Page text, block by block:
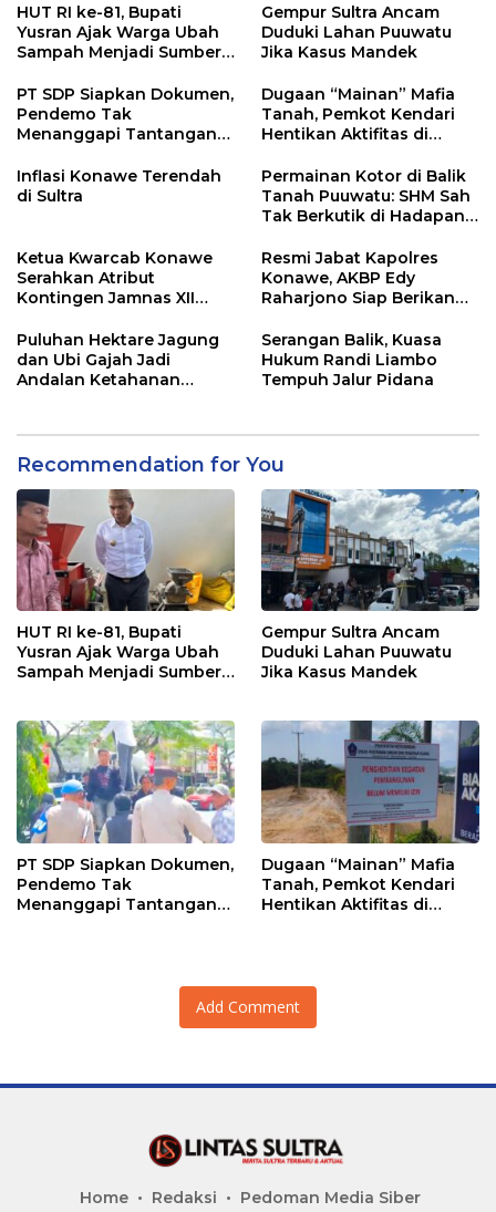
HUT RI ke-81, Bupati
Yusran Ajak Warga Ubah
Sampah Menjadi Sumber
Gempur Sultra Ancam
Duduki Lahan Puuwatu
Jika Kasus Mandek
PT SDP Siapkan Dokumen,
Pendemo Tak
Menanggapi Tantangan
Dugaan “Mainan” Mafia
Tanah, Pemkot Kendari
Hentikan Aktifitas di
Inflasi Konawe Terendah
di Sultra
Permainan Kotor di Balik
Tanah Puuwatu: SHM Sah
Tak Berkutik di Hadapan
Ketua Kwarcab Konawe
Serahkan Atribut
Kontingen Jamnas XII
Resmi Jabat Kapolres
Konawe, AKBP Edy
Raharjono Siap Berikan
Puluhan Hektare Jagung
dan Ubi Gajah Jadi
Andalan Ketahanan
Serangan Balik, Kuasa
Hukum Randi Liambo
Tempuh Jalur Pidana
Recommendation for You
HUT RI ke-81, Bupati
Yusran Ajak Warga Ubah
Sampah Menjadi Sumber
Gempur Sultra Ancam
Duduki Lahan Puuwatu
Jika Kasus Mandek
PT SDP Siapkan Dokumen,
Pendemo Tak
Menanggapi Tantangan
Dugaan “Mainan” Mafia
Tanah, Pemkot Kendari
Hentikan Aktifitas di
Add Comment
Home Redaksi Pedoman Media Siber